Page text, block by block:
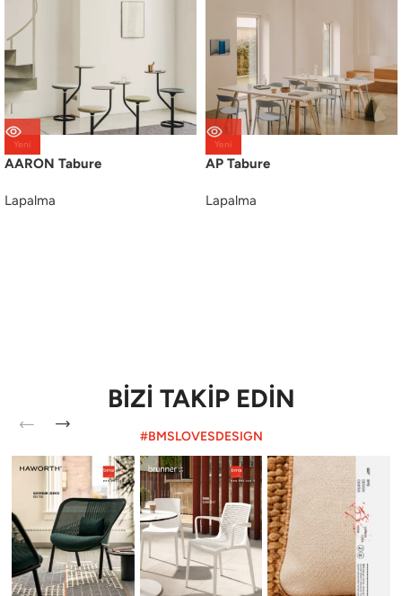
Yeni
AARON Tabure
Lapalma
Yeni
AP Tabure
Lapalma
BİZİ TAKİP EDİN
#BMSLOVESDESIGN